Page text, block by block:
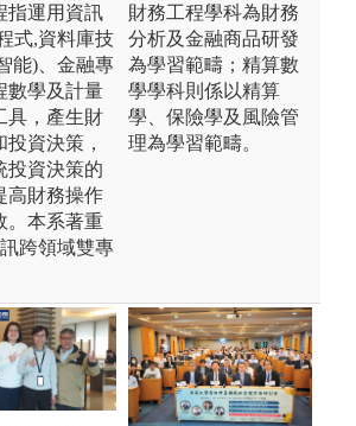
指運用資訊
式,資料庫技
能)、金融專
數學及計量
具，產生財
資決策，
投資決策的
高財務操作
。本系著重
跨領域雙專
財務工程學科為財務
分析及金融商品研發
為學習範疇；精算數
學學科則係以精算
學、保險學及風險管
理為學習範疇。